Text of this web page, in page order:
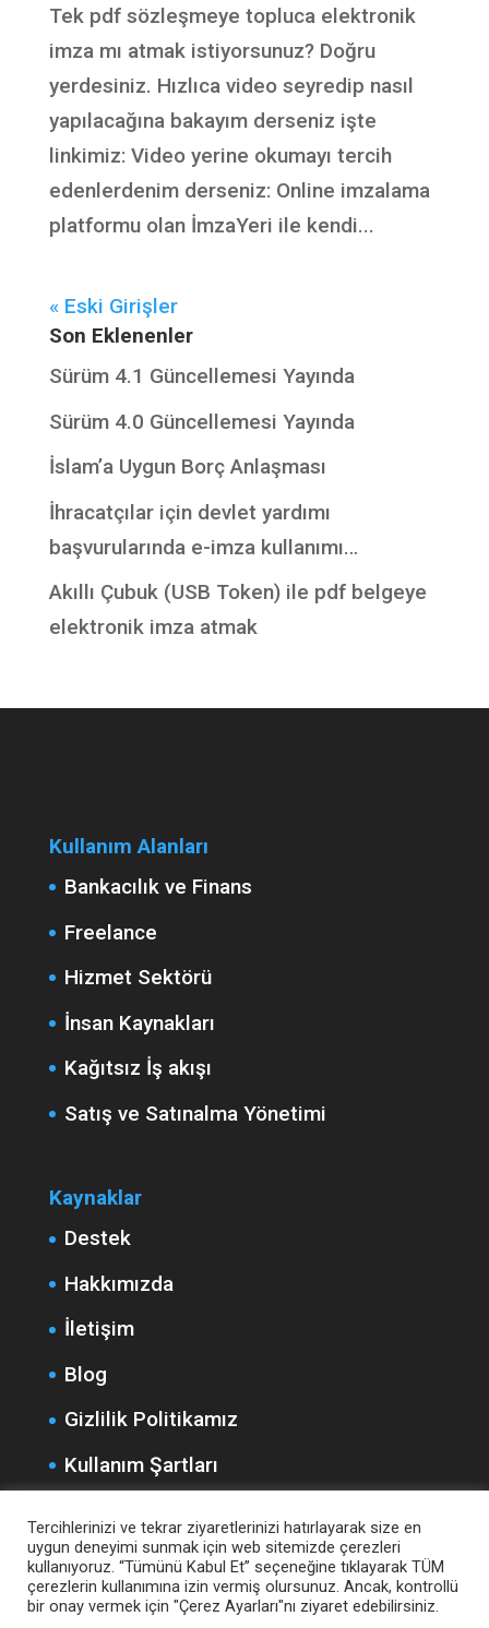
Tek pdf sözleşmeye topluca elektronik
imza mı atmak istiyorsunuz? Doğru
yerdesiniz. Hızlıca video seyredip nasıl
yapılacağına bakayım derseniz işte
linkimiz: Video yerine okumayı tercih
edenlerdenim derseniz: Online imzalama
platformu olan İmzaYeri ile kendi...
« Eski Girişler
Son Eklenenler
Sürüm 4.1 Güncellemesi Yayında
Sürüm 4.0 Güncellemesi Yayında
İslam’a Uygun Borç Anlaşması
İhracatçılar için devlet yardımı
başvurularında e-imza kullanımı…
Akıllı Çubuk (USB Token) ile pdf belgeye
elektronik imza atmak
Kullanım Alanları
Bankacılık ve Finans
Freelance
Hizmet Sektörü
İnsan Kaynakları
Kağıtsız İş akışı
Satış ve Satınalma Yönetimi
Kaynaklar
Destek
Hakkımızda
İletişim
Blog
Gizlilik Politikamız
Kullanım Şartları
Mesafeli Satış Sözleşmesi
Tercihlerinizi ve tekrar ziyaretlerinizi hatırlayarak size en
uygun deneyimi sunmak için web sitemizde çerezleri
kullanıyoruz. “Tümünü Kabul Et” seçeneğine tıklayarak TÜM
çerezlerin kullanımına izin vermiş olursunuz. Ancak, kontrollü
bir onay vermek için "Çerez Ayarları"nı ziyaret edebilirsiniz.